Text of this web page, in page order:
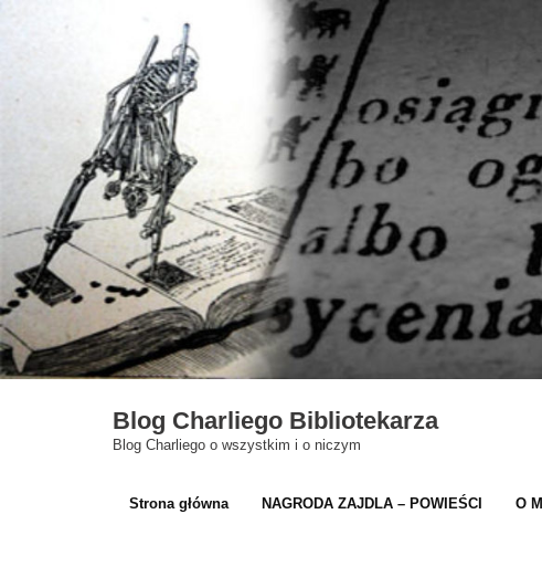
Blog Charliego Bibliotekarza
Blog Charliego o wszystkim i o niczym
Strona główna NAGRODA ZAJDLA – POWIEŚCI O